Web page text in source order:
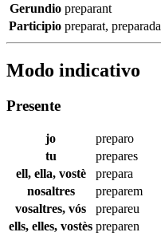
Gerundio preparant
Participio preparat, preparada
Modo indicativo
Presente
jo
preparo
tu
prepares
ell, ella, vostè
prepara
nosaltres
preparem
vosaltres, vós
prepareu
ells, elles, vostès preparen